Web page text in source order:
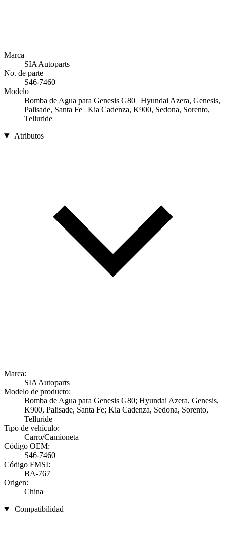
Marca
SIA Autoparts
No. de parte
S46-7460
Modelo
Bomba de Agua para Genesis G80 | Hyundai Azera, Genesis,
Palisade, Santa Fe | Kia Cadenza, K900, Sedona, Sorento,
Telluride
Atributos
Marca:
SIA Autoparts
Modelo de producto:
Bomba de Agua para Genesis G80; Hyundai Azera, Genesis,
K900, Palisade, Santa Fe; Kia Cadenza, Sedona, Sorento,
Telluride
Tipo de vehículo:
Carro/Camioneta
Código OEM:
S46-7460
Código FMSI:
BA-767
Origen:
China
Compatibilidad